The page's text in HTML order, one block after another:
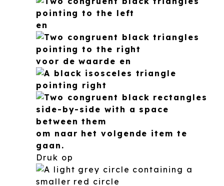
en
voor de waarde en
om naar het volgende item te
gaan.
Druk op